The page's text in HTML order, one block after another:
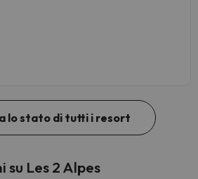
lo stato di tutti i resort
su Les 2 Alpes